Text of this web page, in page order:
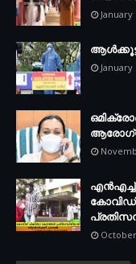
January
January
കോവിഡ്